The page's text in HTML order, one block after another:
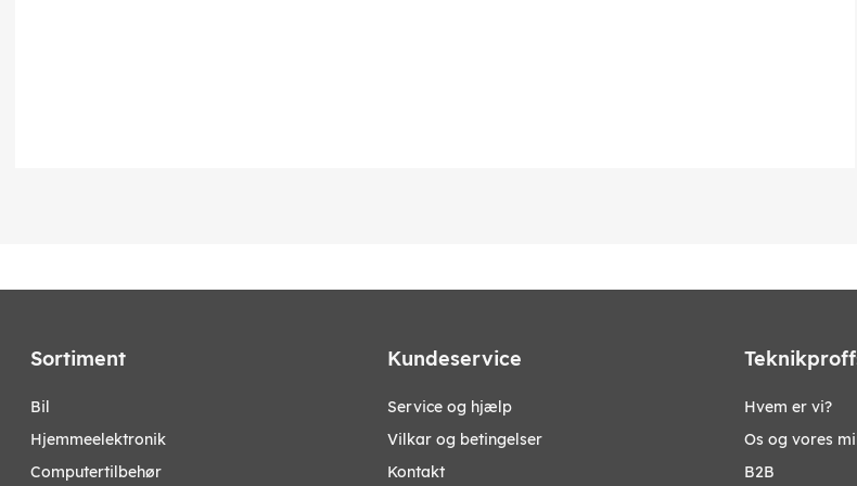
Sortiment
bil
hjemmeelektronik
computertilbehør
Kundeservice
Service og hjælp
Vilkar og betingelser
Kontakt
Hvem er vi?
Os og vores
B2B